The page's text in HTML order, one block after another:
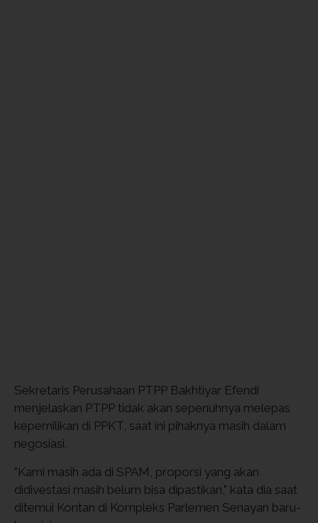
Sekretaris Perusahaan PTPP Bakhtiyar Efendi
menjelaskan PTPP tidak akan sepenuhnya melepas
kepemilikan di PPKT, saat ini pihaknya masih dalam
negosiasi.
"Kami masih ada di SPAM, proporsi yang akan
didivestasi masih belum bisa dipastikan," kata dia saat
ditemui Kontan di Kompleks Parlemen Senayan baru-